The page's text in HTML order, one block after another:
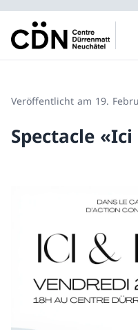
Veröffentlicht am 19.
Spectacle